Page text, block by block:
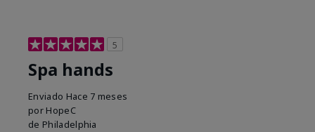
5
Spa hands
Enviado Hace 7 meses
por HopeC
de Philadelphia